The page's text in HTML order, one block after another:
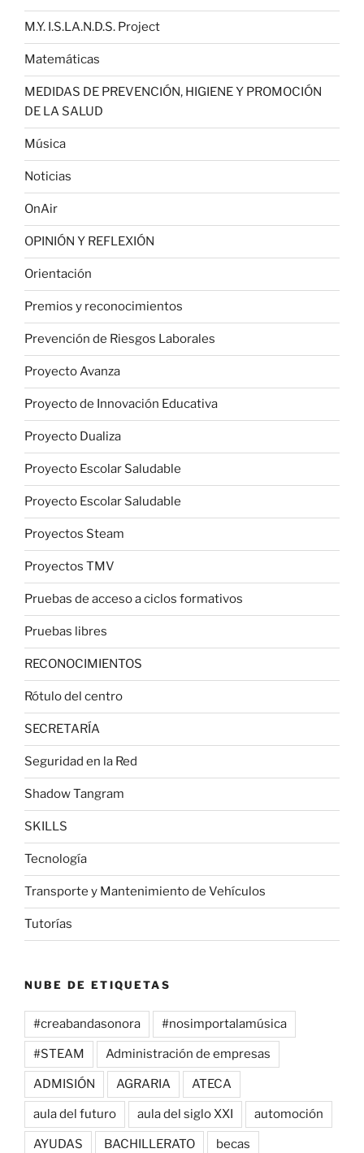
M.Y. I.S.LA.N.D.S. Project
Matemáticas
MEDIDAS DE PREVENCIÓN, HIGIENE Y PROMOCIÓN
DE LA SALUD
Música
Noticias
OnAir
OPINIÓN Y REFLEXIÓN
Orientación
Premios y reconocimientos
Prevención de Riesgos Laborales
Proyecto Avanza
Proyecto de Innovación Educativa
Proyecto Dualiza
Proyecto Escolar Saludable
Proyecto Escolar Saludable
Proyectos Steam
Proyectos TMV
Pruebas de acceso a ciclos formativos
Pruebas libres
RECONOCIMIENTOS
Rótulo del centro
SECRETARÍA
Seguridad en la Red
Shadow Tangram
SKILLS
Tecnología
Transporte y Mantenimiento de Vehículos
Tutorías
NUBE DE ETIQUETAS
#creabandasonora #nosimportalamúsica
#STEAM Administración de empresas
ADMISIÓN AGRARIA ATECA
aula del futuro aula del siglo XXI automoción
AYUDAS BACHILLERATO becas